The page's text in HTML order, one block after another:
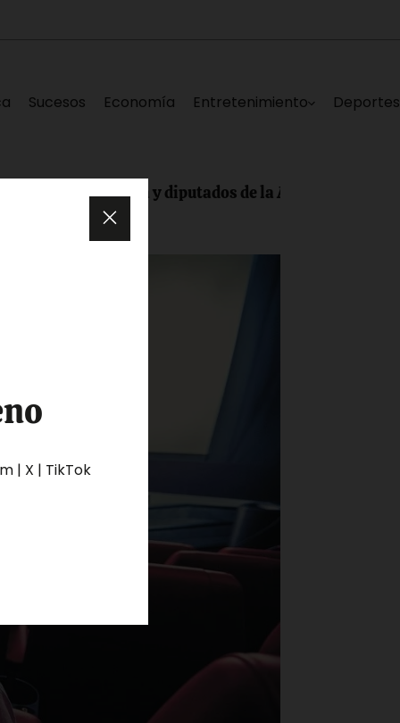
Sucesos Economía Entretenimiento Deportes
Edgar Laya y diputados de la AN lanzan
| X | TikTok